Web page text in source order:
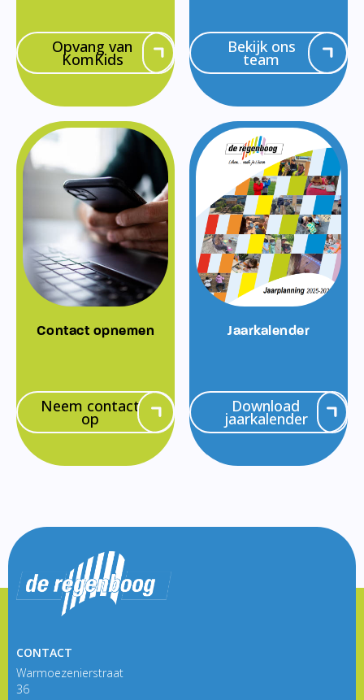
Opvang van
KomKids
Bekijk ons
team
Contact opnemen
Neem contact
op
Jaarkalender
Download
jaarkalender
CONTACT
Warmoezenierstraat
36